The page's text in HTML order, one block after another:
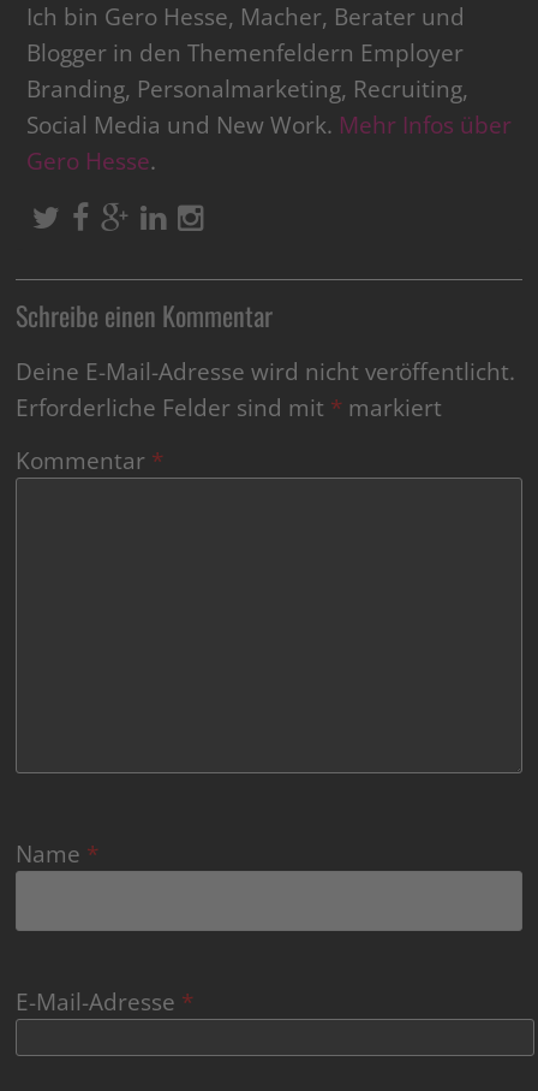
Ich bin Gero Hesse, Macher, Berater und
Blogger in den Themenfeldern Employer
Branding, Personalmarketing, Recruiting,
Social Media und New Work. Mehr Infos über
Gero Hesse.
Schreibe einen Kommentar
Deine E-Mail-Adresse wird nicht veröffentlicht.
Erforderliche Felder sind mit * markiert
Kommentar *
Name *
E-Mail-Adresse *